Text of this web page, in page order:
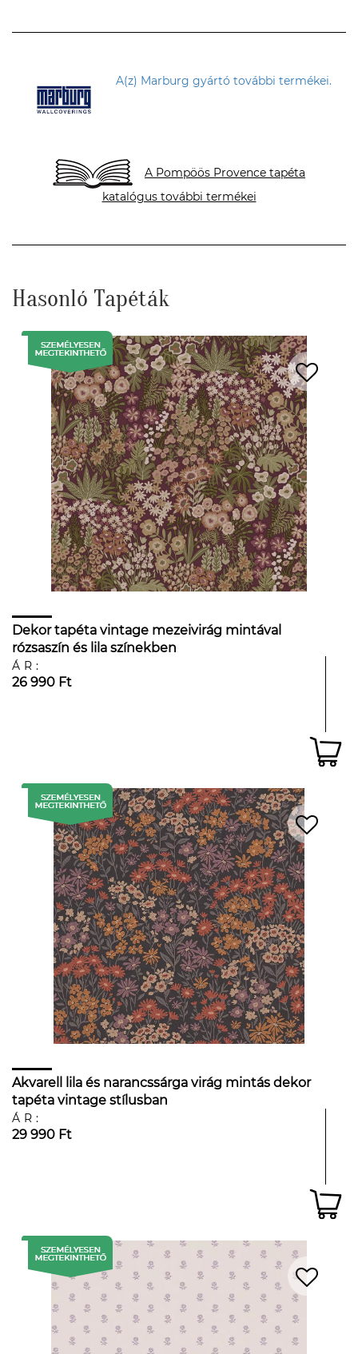
A(z) Marburg gyártó további termékei.
A Pompöös Provence tapéta
katalógus további termékei
Hasonló Tapéták
Dekor tapéta vintage mezeivirág mintával
rózsaszín és lila színekben
ÁR:
26 990 Ft
Akvarell lila és narancssárga virág mintás dekor
tapéta vintage stílusban
ÁR:
29 990 Ft